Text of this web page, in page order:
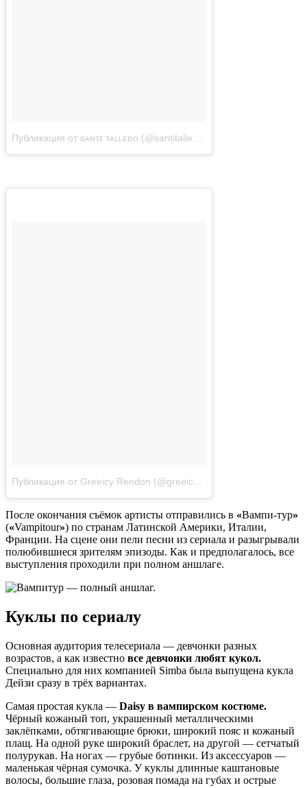
После окончания съёмок артисты отправились в «Вампи-тур»
(«Vampitour») по странам Латинской Америки, Италии,
Франции. На сцене они пели песни из сериала и разыгрывали
полюбившиеся зрителям эпизоды. Как и предполагалось, все
выступления проходили при полном аншлаге.
Куклы по сериалу
Основная аудитория телесериала — девчонки разных
возрастов, а как известно все девчонки любят кукол.
Специально для них компанией Simba была выпущена кукла
Дейзи сразу в трёх вариантах.
Самая простая кукла — Daisy в вампирском костюме.
Чёрный кожаный топ, украшенный металлическими
заклёпками, обтягивающие брюки, широкий пояс и кожаный
плащ. На одной руке широкий браслет, на другой — сетчатый
полурукав. На ногах — грубые ботинки. Из аксессуаров —
маленькая чёрная сумочка. У куклы длинные каштановые
волосы, большие глаза, розовая помада на губах и острые